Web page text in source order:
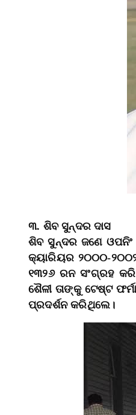
୩. ଶିବ ସୁନ୍ଦର ଦାସ
ଶିବ ସୁନ୍ଦର ଜଣେ ଓପନିଂ
କ୍ୟାରିୟର ୨୦୦୦-
୧୩୨୬ ରନ ସଂଗ୍ରହ
ଶୈଳୀ ତାଙ୍କୁ ଟେଷ୍ଟ
ପ୍ରଦର୍ଶନ କରିଥିଲେ।